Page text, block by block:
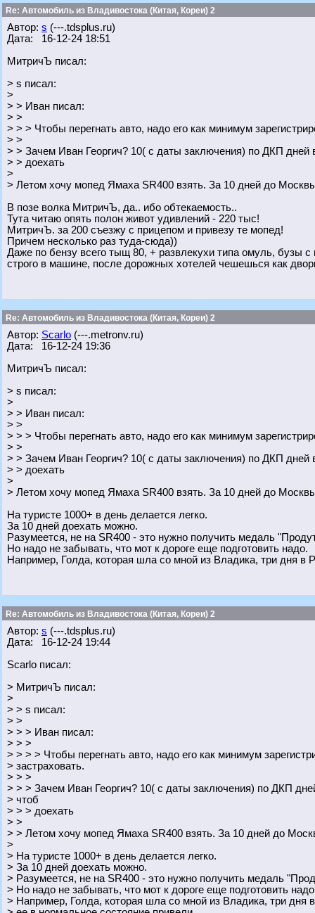
Re: Автомобиль из Владивостока (Китая, Кореи) 2
Автор: s (---.tdsplus.ru)
Дата: 16-12-24 18:51
МитричЪ писал:
> s писал:
>
> > Иван писал:
> >
> > > Чтобы перегнать авто, надо его как минимум
> >
> > Зачем Иван Георгич? 10( с даты заключения) по ДКП дней
> > доехать
>
> Летом хочу мопед Ямаха SR400 взять. За 10 дней до
В позе волка МитричЪ, да.. ибо обтекаемость..
Тута читаю опять полон живот удивлений - 220 тыс!
МитричЪ. за 200 съезжу с прицепом и привезу те мопед!
Причем несколько раз туда-сюда))
Даже по бензу всего тыщ 80, + развлекухи типа омуль, бузы
строго в машине, после дорожных хотелей чешешься как
Re: Автомобиль из Владивостока (Китая, Кореи) 2
Автор: Scarlo (---.metronv.ru)
Дата: 16-12-24 19:36
МитричЪ писал:
> s писал:
>
> > Иван писал:
> >
> > > Чтобы перегнать авто, надо его как минимум
> >
> > Зачем Иван Георгич? 10( с даты заключения) по ДКП дней
> > доехать
>
> Летом хочу мопед Ямаха SR400 взять. За 10 дней до
На туристе 1000+ в день делается легко.
За 10 дней доехать можно.
Разумеется, не на SR400 - это нужно получить медаль
Но надо не забывать, что мот к дороге еще подготовить надо.
Например, Голда, которая шла со мной из Владика, три дня в
Re: Автомобиль из Владивостока (Китая, Кореи) 2
Автор: s (---.tdsplus.ru)
Дата: 16-12-24 19:44
Scarlo писал:
> МитричЪ писал:
>
> > s писал:
> >
> > > Иван писал:
> > >
> > > > Чтобы перегнать авто, надо его как минимум
> застраховать.
> > >
> > > Зачем Иван Георгич? 10( с даты заключения) по ДКП
> чтоб
> > > доехать
> >
> > Летом хочу мопед Ямаха SR400 взять. За 10 дней до
>
> На туристе 1000+ в день делается легко.
> За 10 дней доехать можно.
> Разумеется, не на SR400 - это нужно получить медаль
> Но надо не забывать, что мот к дороге еще подготовить
> Например, Голда, которая шла со мной из Владика, три дня